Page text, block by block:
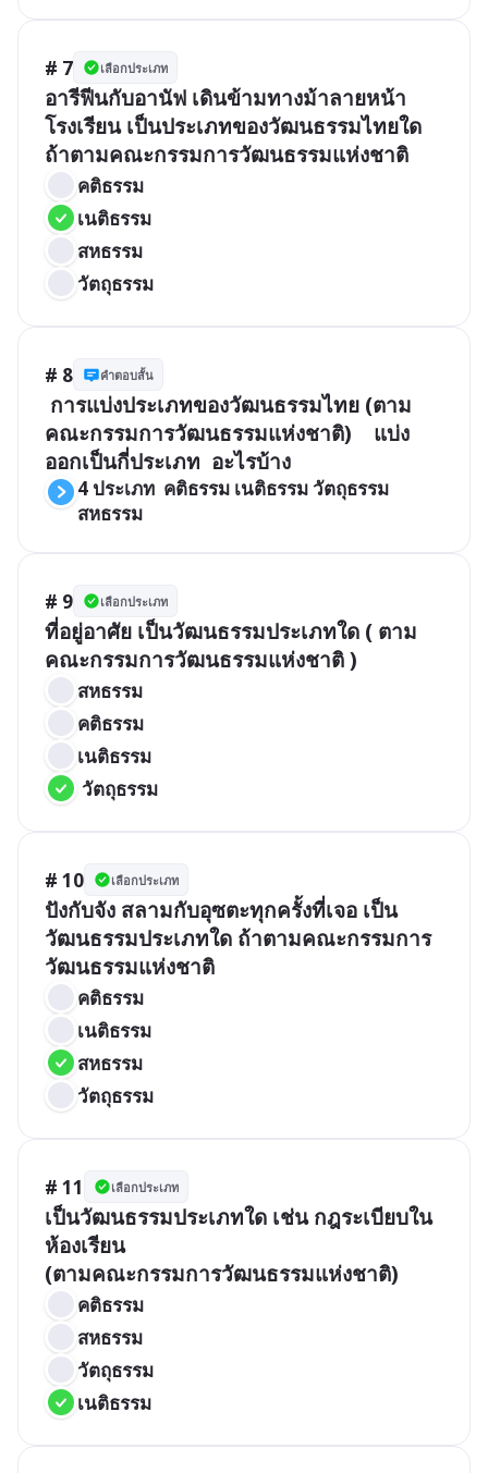
# 7 เลือกประเภท
อารีฟีนกับอานัฟ เดินข้ามทางม้าลายหน้า
โรงเรียน เป็นประเภทของวัฒนธรรมไทยใด
คติธรรม
เนติธรรม
สหธรรม
วัตถุธรรม
# 8 คำตอบสั้น
คณะกรรมการวัฒนธรรมแห่งชาติ)    แบ่ง
4 ประเภท  คติธรรม เนติธรรม วัตถุธรรม
สหธรรม
# 9 เลือกประเภท
ที่อยู่อาศัย เป็นวัฒนธรรมประเภทใด ( ตาม
สหธรรม
คติธรรม
เนติธรรม
วัตถุธรรม
# 10 เลือกประเภท
ปังกับจัง สลามกับอุซตะทุกครั้งที่เจอ เป็น
วัฒนธรรมประเภทใด ถ้าตามคณะกรรมการ
คติธรรม
เนติธรรม
สหธรรม
วัตถุธรรม
# 11 เลือกประเภท
เป็นวัฒนธรรมประเภทใด เช่น กฎระเบียบใน
ห้องเรียน
คติธรรม
สหธรรม
วัตถุธรรม
เนติธรรม